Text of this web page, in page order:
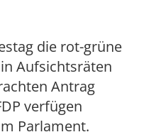
die rot-grüne
Aufsichtsräten
Antrag
verfügen
Parlament.